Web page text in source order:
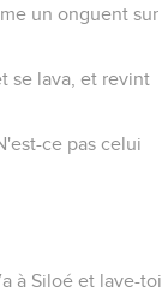
un onguent sur
se lava, et revint
ce pas celui
à Siloé et lave-toi.